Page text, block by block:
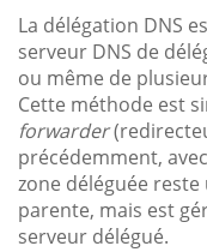
La délégation DNS
serveur DNS de
ou même de
Cette méthode est
forwarder
précédemment,
zone déléguée
parente, mais est
serveur délégué.